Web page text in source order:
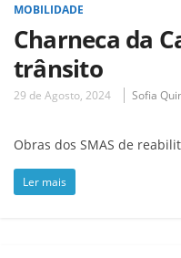
MOBILIDADE
Charneca da
trânsito
29 de Agosto, 2024 Sofia
Obras dos SMAS de
Ler mais